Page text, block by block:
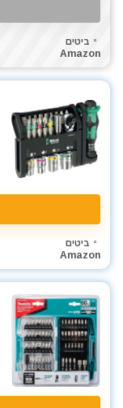
ביטים
Amazon
ביטים
Amazon